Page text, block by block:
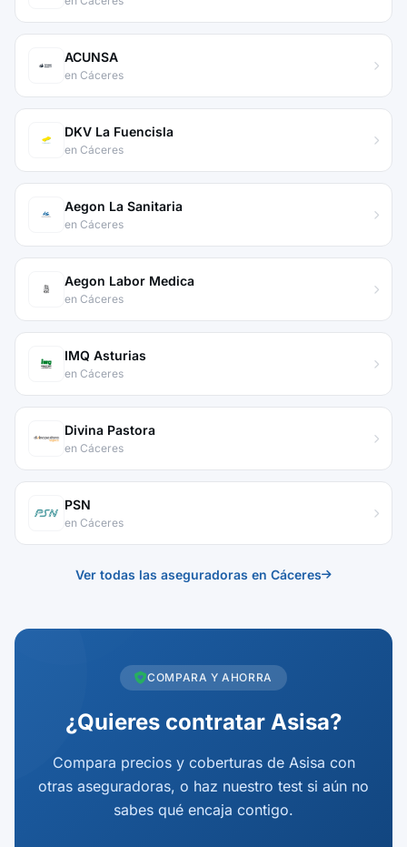
ACUNSA
en Cáceres
DKV La Fuencisla
en Cáceres
Aegon La Sanitaria
en Cáceres
Aegon Labor Medica
en Cáceres
IMQ Asturias
en Cáceres
Divina Pastora
en Cáceres
PSN
en Cáceres
Ver todas las aseguradoras en Cáceres
COMPARA Y AHORRA
¿Quieres contratar Asisa?
Compara precios y coberturas de Asisa con
otras aseguradoras, o haz nuestro test si aún no
sabes qué encaja contigo.